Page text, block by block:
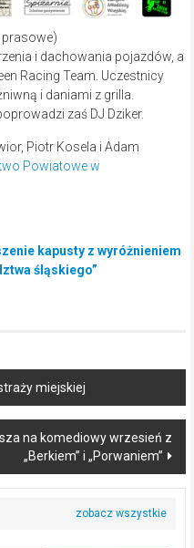
prasowe)
i dachowania pojazdów, a
Racing Team. Uczestnicy
i daniami z grilla.
zaś DJ Dziker.
Piotr Kosela i Adam
Powiatowe w
kapusty z wyróżnieniem
śląskiego”
miejskiej
na komediowy wrzesień z
„Berkiem” i „Porwaniem”